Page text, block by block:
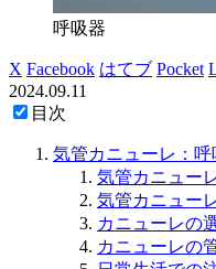
呼吸器
X Facebook はてブ Pocket
2024.09.11
目次
気管カニューレ：
気管カニュー
気管カニュー
カニューレの
カニューレの